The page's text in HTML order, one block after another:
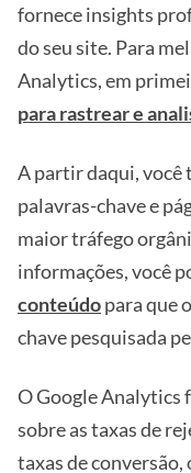
fornece insights
do seu site. Para
Analytics, em
para rastrear e
A partir daqui, você
palavras-chave e
maior tráfego
informações, você
conteúdopara que
chave pesquisada
O Google Analytics
sobre as taxas de
taxas de